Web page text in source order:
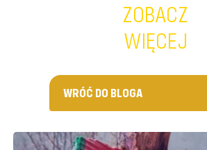
ZOBACZ
WIĘCEJ
WRÓĆ DO BLOGA